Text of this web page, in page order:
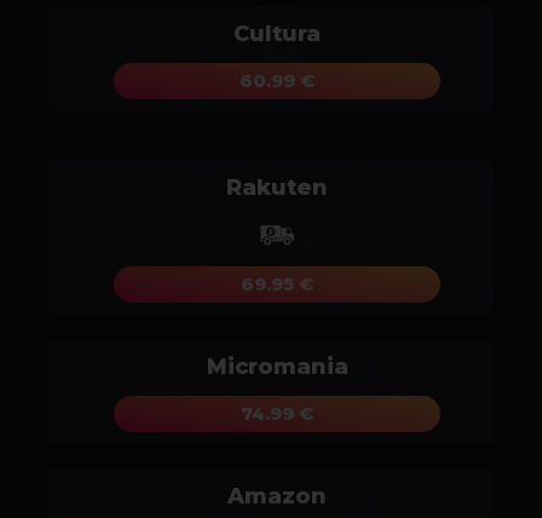
Cultura
60.99 €
Rakuten
69.95 €
Micromania
74.99 €
Amazon